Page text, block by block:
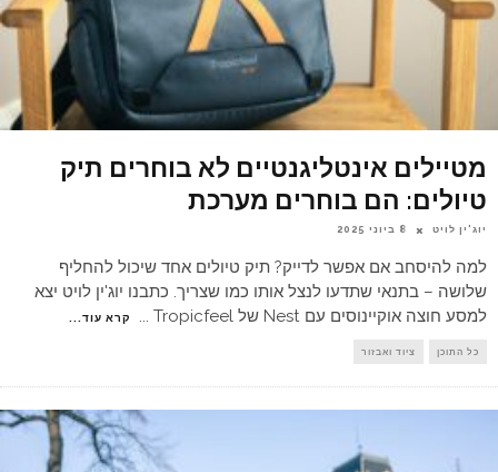
מטיילים אינטליגנטיים לא בוחרים תיק
טיולים: הם בוחרים מערכת
יוג'ין לויט 8 ביוני 2025
למה להיסחב אם אפשר לדייק? תיק טיולים אחד שיכול להחליף
שלושה – בתנאי שתדעו לנצל אותו כמו שצריך. כתבנו יוג'ין לויט יצא
למסע חוצה אוקיינוסים עם Nest של Tropicfeel
... קרא עוד...
כל התוכן ציוד ואבזור